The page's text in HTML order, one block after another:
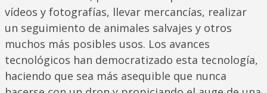
vídeos y fotografías, llevar mercancías, realizar
un seguimiento de animales salvajes y otros
muchos más posibles usos. Los avances
tecnológicos han democratizado esta tecnología,
haciendo que sea más asequible que nunca